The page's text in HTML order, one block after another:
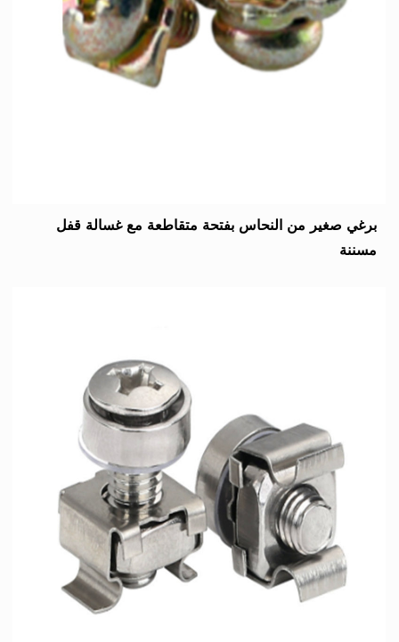
برغي صغير من النحاس بفتحة متقاطعة مع غسالة قفل
مسننة